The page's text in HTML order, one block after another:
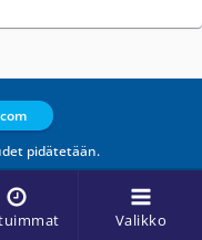
Valikko
pidätetään.